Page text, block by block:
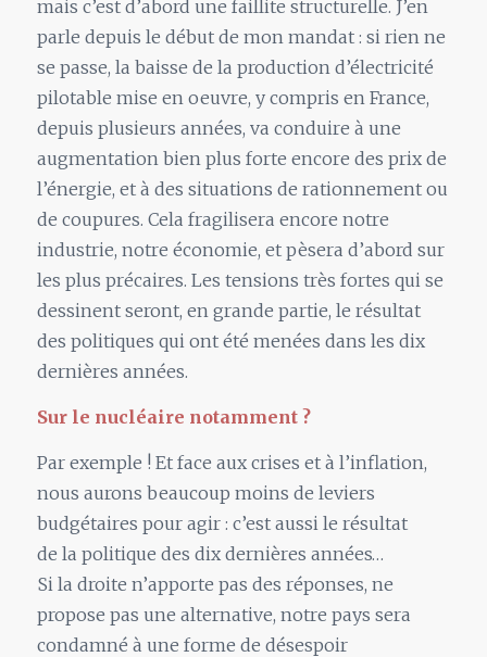
mais c’est d’abord une faillite structurelle. J’en
parle depuis le début de mon mandat : si rien ne
se passe, la baisse de la production d’électricité
pilotable mise en oeuvre, y compris en France,
depuis plusieurs années, va conduire à une
augmentation bien plus forte encore des prix de
l’énergie, et à des situations de rationnement ou
de coupures. Cela fragilisera encore notre
industrie, notre économie, et pèsera d’abord sur
les plus précaires. Les tensions très fortes qui se
dessinent seront, en grande partie, le résultat
des politiques qui ont été menées dans les dix
dernières années.
Sur le nucléaire notamment ?
Par exemple ! Et face aux crises et à l’inflation,
nous aurons beaucoup moins de leviers
budgétaires pour agir : c’est aussi le résultat
de la politique des dix dernières années…
Si la droite n’apporte pas des réponses, ne
propose pas une alternative, notre pays sera
condamné à une forme de désespoir